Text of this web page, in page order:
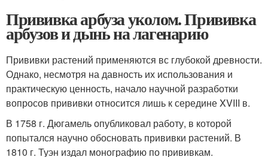
Прививка арбуза уколом. Прививка
арбузов и дынь на лагенарию
Прививки растений применяются вс глубокой древности.
Однако, несмотря на давность их использования и
практическую ценность, начало научной разработки
вопросов прививки относится лишь к середине XVIII в.
В 1758 г. Дюгамель опубликовал работу, в которой
попытался научно обосновать прививки растений. В
1810 г. Туэн издал монографию по прививкам.